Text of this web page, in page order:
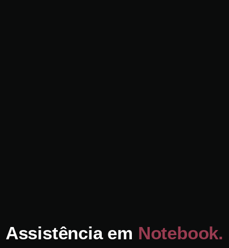
Assistência em Notebook.